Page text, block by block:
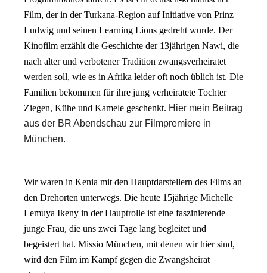
Film, der in der Turkana-Region auf Initiative von Prinz
Ludwig und seinen Learning Lions gedreht wurde. Der
Kinofilm erzählt die Geschichte der 13jährigen Nawi, die
nach alter und verbotener Tradition zwangsverheiratet
werden soll, wie es in Afrika leider oft noch üblich ist. Die
Familien bekommen für ihre jung verheiratete Tochter
Ziegen, Kühe und Kamele geschenkt. Hier mein Beitrag
aus der BR Abendschau zur Filmpremiere in
München.
Wir waren in Kenia mit den Hauptdarstellern des Films an
den Drehorten unterwegs. Die heute 15jährige Michelle
Lemuya Ikeny in der Hauptrolle ist eine faszinierende
junge Frau, die uns zwei Tage lang begleitet und
begeistert hat. Missio München, mit denen wir hier sind,
wird den Film im Kampf gegen die Zwangsheirat